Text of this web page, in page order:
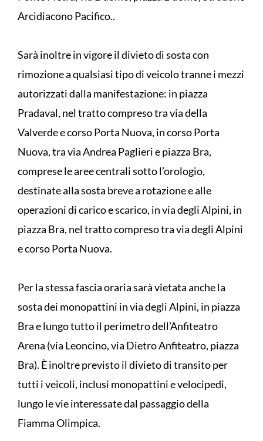
Arcidiacono Pacifico..
Sarà inoltre in vigore il divieto di sosta con
rimozione a qualsiasi tipo di veicolo tranne i mezzi
autorizzati dalla manifestazione: in piazza
Pradaval, nel tratto compreso tra via della
Valverde e corso Porta Nuova, in corso Porta
Nuova, tra via Andrea Paglieri e piazza Bra,
comprese le aree centrali sotto l’orologio,
destinate alla sosta breve a rotazione e alle
operazioni di carico e scarico, in via degli Alpini, in
piazza Bra, nel tratto compreso tra via degli Alpini
e corso Porta Nuova.
Per la stessa fascia oraria sarà vietata anche la
sosta dei monopattini in via degli Alpini, in piazza
Bra e lungo tutto il perimetro dell’Anfiteatro
Arena (via Leoncino, via Dietro Anfiteatro, piazza
Bra). È inoltre previsto il divieto di transito per
tutti i veicoli, inclusi monopattini e velocipedi,
lungo le vie interessate dal passaggio della
Fiamma Olimpica.